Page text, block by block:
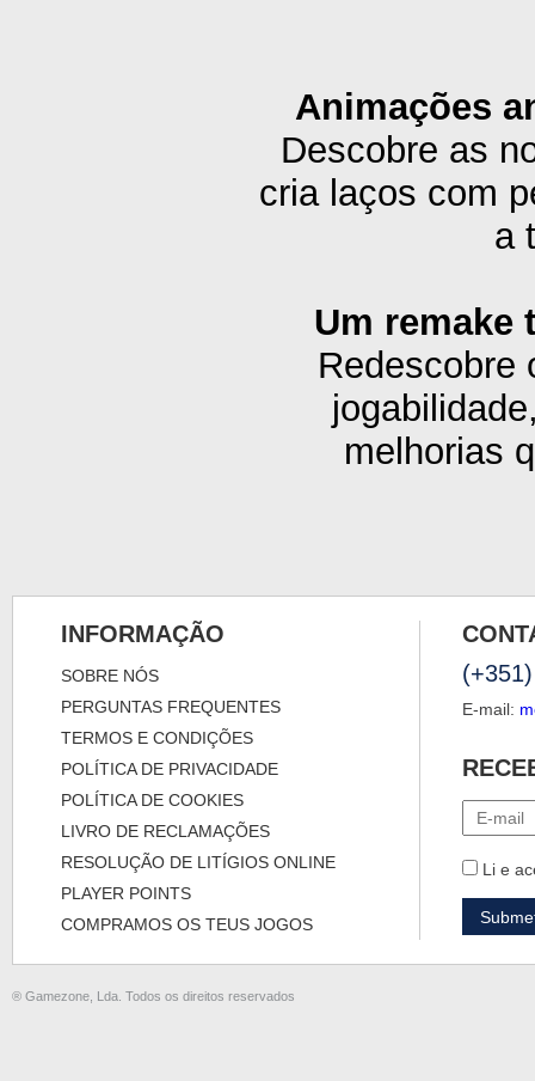
Animações
Descobre as
cria laços com
a
Um remake
Redescobre
melhorias
INFORMAÇÃO
SOBRE NÓS
PERGUNTAS FREQUENTES
TERMOS E CONDIÇÕES
POLÍTICA DE PRIVACIDADE
POLÍTICA DE COOKIES
LIVRO DE RECLAMAÇÕES
RESOLUÇÃO DE LITÍGIOS ONLINE
PLAYER POINTS
COMPRAMOS OS TEUS JOGOS
E-mail:
Li e
® Gamezone, Lda. Todos os direitos reservados